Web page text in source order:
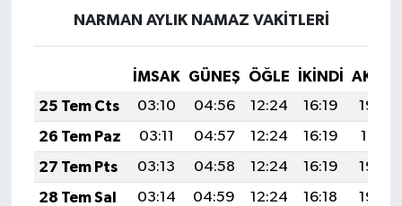
NARMAN AYLIK NAMAZ VAKITLERI
İMSAK GÜNEŞ ÖĞLE İKINDI
25 Tem Cts
03:10 04:56 12:24 16:19
19:42
26 Tem Paz
03:11 04:57 12:24 16:19
19:41
27 Tem Pts
03:13 04:58 12:24 16:19
19:40
28 Tem Sal
03:14 04:59 12:24 16:18
19:39